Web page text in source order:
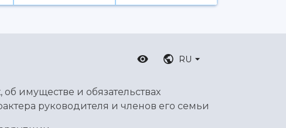
RU
имуществе и обязательствах
руководителя и членов его семьи